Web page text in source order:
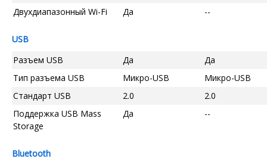
Двухдиапазонный Wi-Fi Да --
USB
Разъем USB
Да
Да
Тип разъема USB
Микро-USB
Микро-USB
Стандарт USB
2.0
2.0
Поддержка USB Mass
Storage
Да --
Bluetooth